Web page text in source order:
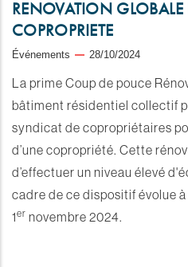
RENOVATION
COPROPRIETE
Événements 28/10/2024
La prime Coup de pouce
bâtiment résidentiel collectif
syndicat de copropriétaires
d’une copropriété. Cette
d’effectuer un niveau élevé
cadre de ce dispositif évolue
1er novembre 2024.